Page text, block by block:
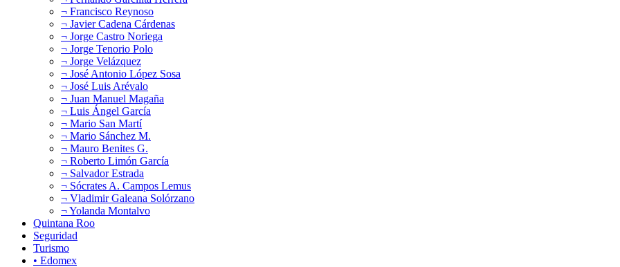
¬ Francisco Reynoso
¬ Javier Cadena Cárdenas
¬ Jorge Castro Noriega
¬ Jorge Tenorio Polo
¬ Jorge Velázquez
¬ José Antonio López Sosa
¬ José Luis Arévalo
¬ Juan Manuel Magaña
¬ Luis Ángel García
¬ Mario San Martí
¬ Mario Sánchez M.
¬ Mauro Benites G.
¬ Roberto Limón García
¬ Salvador Estrada
¬ Sócrates A. Campos Lemus
¬ Vladimir Galeana Solórzano
¬ Yolanda Montalvo
Quintana Roo
Seguridad
Turismo
• Edomex